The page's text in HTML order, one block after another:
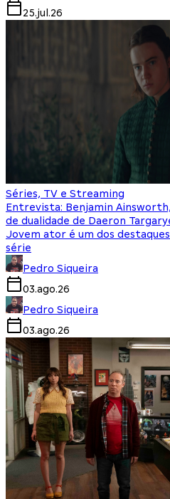
25.jul.26
Séries, TV e Streaming
Entrevista: Benjamin
de dualidade de Daeron
Jovem ator é um dos
série
Pedro Siqueira
03.ago.26
Pedro Siqueira
03.ago.26